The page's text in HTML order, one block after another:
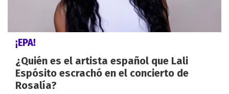
¡EPA!
¿Quién es el artista español que Lali
Espósito escrachó en el concierto de
Rosalía?